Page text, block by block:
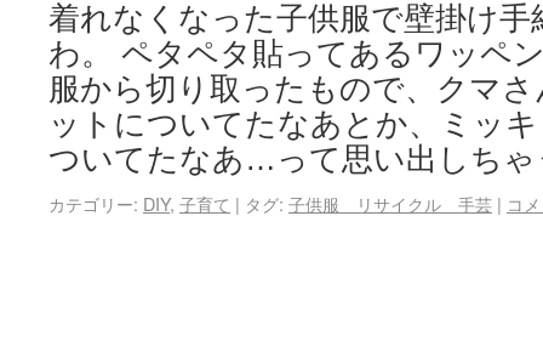
着れなくなった子供服で壁掛け
わ。 ペタペタ貼ってあるワッペ
服から切り取ったもので、クマ
ットについてたなあとか、ミッ
ついてたなあ…って思い出しち
カテゴリー: DIY, 子育て | タグ: 子供服 リサイクル 手芸 | コ